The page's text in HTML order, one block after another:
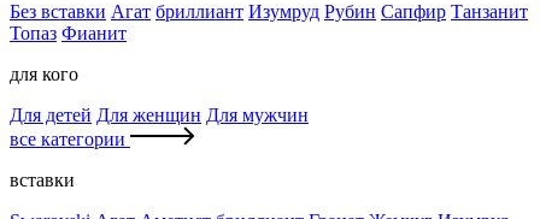
Без вставки Агат бриллиант Изумруд Рубин Сапфир Танзанит
Топаз Фианит
для кого
Для детей Для женщин Для мужчин
все категории
вставки